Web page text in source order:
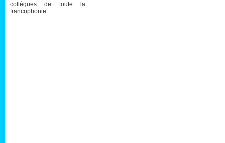
collègues de toute la
francophonie.